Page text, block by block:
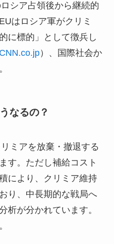
シア占領後から継続的
はロシア軍がクリミ
に標的」として徴兵し
CNN.co.jp）、国際社会か
なるの？
ミアを放棄・撤退する
す。ただし補給コスト
により、クリミア維持
り、中長期的な戦局へ
析が分かれています。